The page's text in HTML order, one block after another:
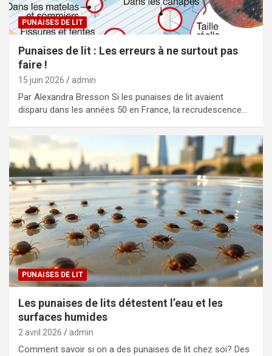
PUNAISES DE LIT
Punaises de lit : Les erreurs à ne surtout pas
faire !
15 juin 2026 admin
Par Alexandra Bresson Si les punaises de lit avaient
disparu dans les années 50 en France, la recrudescence…
PUNAISES DE LIT
Les punaises de lits détestent l’eau et les
surfaces humides
2 avril 2026 admin
Comment savoir si on a des punaises de lit chez soi? Des